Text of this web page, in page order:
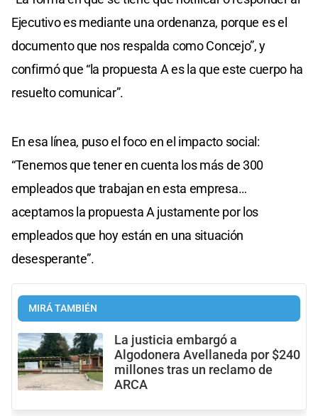
Ejecutivo es mediante una ordenanza, porque es el
documento que nos respalda como Concejo”, y
confirmó que “la propuesta A es la que este cuerpo ha
resuelto comunicar”.
En esa línea, puso el foco en el impacto social:
“Tenemos que tener en cuenta los más de 300
empleados que trabajan en esta empresa…
aceptamos la propuesta A justamente por los
empleados que hoy están en una situación
desesperante”.
MIRÁ TAMBIÉN
La justicia embargó a
Algodonera Avellaneda por $240
millones tras un reclamo de
ARCA